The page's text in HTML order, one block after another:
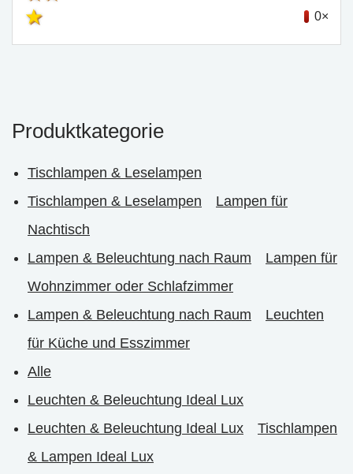
0×
Produktkategorie
Tischlampen & Leselampen
Tischlampen & Leselampen
Lampen für
Nachtisch
Lampen & Beleuchtung nach Raum
Lampen für
Wohnzimmer oder Schlafzimmer
Lampen & Beleuchtung nach Raum
Leuchten
für Küche und Esszimmer
Alle
Leuchten & Beleuchtung Ideal Lux
Leuchten & Beleuchtung Ideal Lux
Tischlampen
& Lampen Ideal Lux